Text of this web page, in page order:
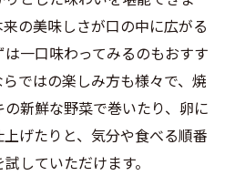
の美味しさが口の中に広がる
一口味わってみるのもおすす
ではの楽しみ方も様々で、焼
新鮮な野菜で巻いたり、卵に
げたりと、気分や食べる順番
していただけます。